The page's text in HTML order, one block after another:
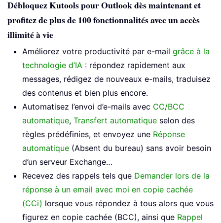
Débloquez Kutools pour Outlook dès maintenant et
profitez de plus de 100 fonctionnalités avec un accès
illimité à vie
Améliorez votre productivité par e-mail grâce à la
technologie d’IA : répondez rapidement aux
messages, rédigez de nouveaux e-mails, traduisez
des contenus et bien plus encore.
Automatisez l’envoi d’e-mails avec CC/BCC
automatique, Transfert automatique selon des
règles prédéfinies, et envoyez une Réponse
automatique (Absent du bureau) sans avoir besoin
d’un serveur Exchange…
Recevez des rappels tels que Demander lors de la
réponse à un email avec moi en copie cachée
(CCi) lorsque vous répondez à tous alors que vous
figurez en copie cachée (BCC), ainsi que Rappel